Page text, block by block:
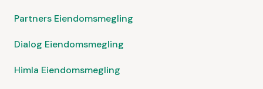
Partners Eiendomsmegling
Dialog Eiendomsmegling
Himla Eiendomsmegling